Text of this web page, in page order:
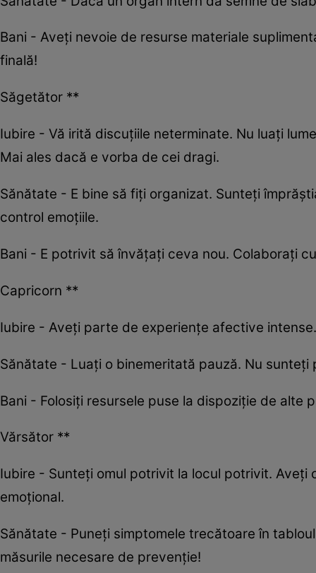
Bani - Aveți nevoie de resurse materiale
finală!
Săgetător **
Iubire - Vă irită discuțiile neterminate. Nu luați
Mai ales dacă e vorba de cei dragi.
Sănătate - E bine să fiți organizat. Sunteți
control emoțiile.
Bani - E potrivit să învățați ceva nou. Colaborați
Capricorn **
Iubire - Aveți parte de experiențe afective
Sănătate - Luați o binemeritată pauză. Nu
Bani - Folosiți resursele puse la dispoziție de
Vărsător **
Iubire - Sunteți omul potrivit la locul potrivit.
emoțional.
Sănătate - Puneți simptomele trecătoare în
măsurile necesare de prevenție!